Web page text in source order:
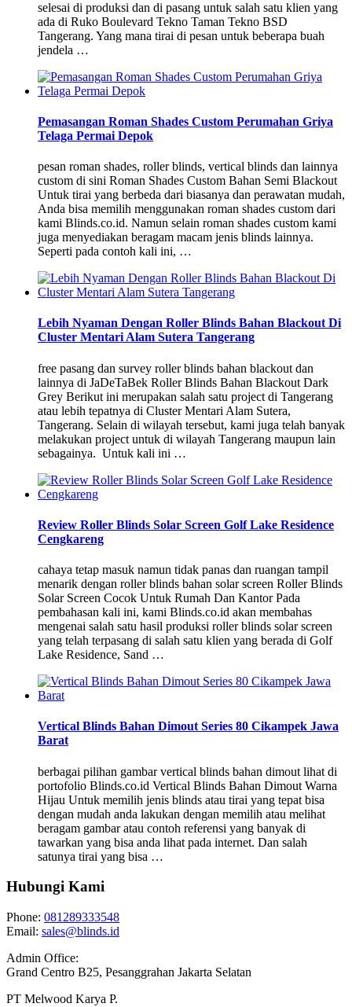
selesai di produksi dan di pasang untuk salah satu klien yang
ada di Ruko Boulevard Tekno Taman Tekno BSD
Tangerang. Yang mana tirai di pesan untuk beberapa buah
jendela …
Pemasangan Roman Shades Custom Perumahan Griya
Telaga Permai Depok
pesan roman shades, roller blinds, vertical blinds dan lainnya
custom di sini Roman Shades Custom Bahan Semi Blackout
Untuk tirai yang berbeda dari biasanya dan perawatan mudah,
Anda bisa memilih menggunakan roman shades custom dari
kami Blinds.co.id. Namun selain roman shades custom kami
juga menyediakan beragam macam jenis blinds lainnya.
Seperti pada contoh kali ini, …
Lebih Nyaman Dengan Roller Blinds Bahan Blackout Di
Cluster Mentari Alam Sutera Tangerang
free pasang dan survey roller blinds bahan blackout dan
lainnya di JaDeTaBek Roller Blinds Bahan Blackout Dark
Grey Berikut ini merupakan salah satu project di Tangerang
atau lebih tepatnya di Cluster Mentari Alam Sutera,
Tangerang. Selain di wilayah tersebut, kami juga telah banyak
melakukan project untuk di wilayah Tangerang maupun lain
sebagainya. Untuk kali ini …
Review Roller Blinds Solar Screen Golf Lake Residence
Cengkareng
cahaya tetap masuk namun tidak panas dan ruangan tampil
menarik dengan roller blinds bahan solar screen Roller Blinds
Solar Screen Cocok Untuk Rumah Dan Kantor Pada
pembahasan kali ini, kami Blinds.co.id akan membahas
mengenai salah satu hasil produksi roller blinds solar screen
yang telah terpasang di salah satu klien yang berada di Golf
Lake Residence, Sand …
Vertical Blinds Bahan Dimout Series 80 Cikampek Jawa
Barat
berbagai pilihan gambar vertical blinds bahan dimout lihat di
portofolio Blinds.co.id Vertical Blinds Bahan Dimout Warna
Hijau Untuk memilih jenis blinds atau tirai yang tepat bisa
dengan mudah anda lakukan dengan memilih atau melihat
beragam gambar atau contoh referensi yang banyak di
tawarkan yang bisa anda lihat pada internet. Dan salah
satunya tirai yang bisa …
Hubungi Kami
Phone: 081289333548
Email: sales@blinds.id
Admin Office:
Grand Centro B25, Pesanggrahan Jakarta Selatan
PT Melwood Karya P.